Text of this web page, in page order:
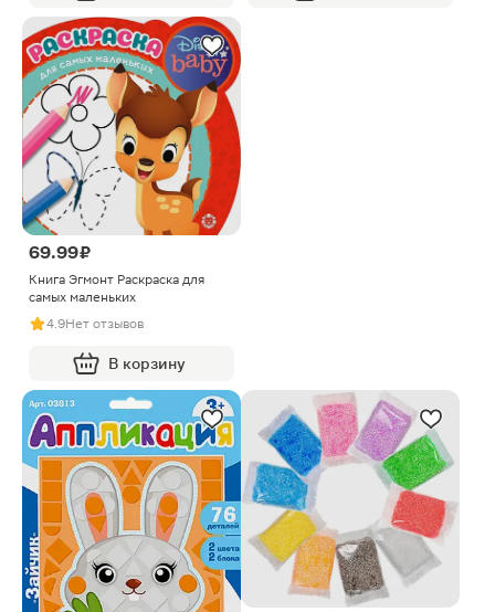
69.99 ₽
Книга Эгмонт Раскраска для
самых маленьких
4.9Нет отзывов
В корзину